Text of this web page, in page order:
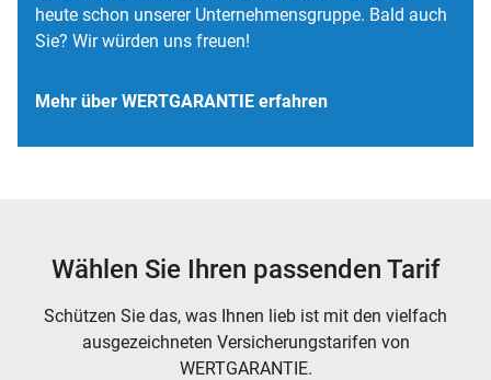
heute schon unserer Unternehmensgruppe. Bald auch
Sie? Wir würden uns freuen!
Mehr über WERTGARANTIE erfahren
Wählen Sie Ihren passenden Tarif
Schützen Sie das, was Ihnen lieb ist mit den vielfach
ausgezeichneten Versicherungstarifen von
WERTGARANTIE.